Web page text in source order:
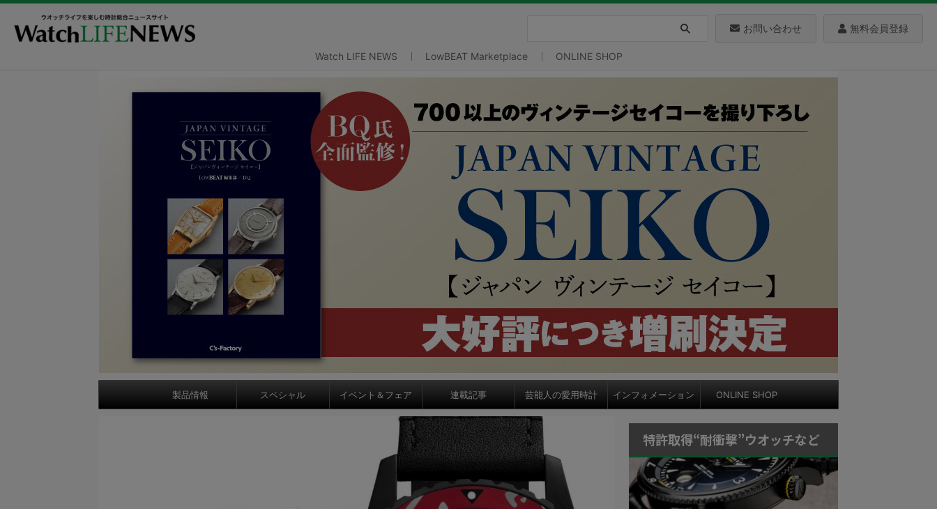
お問い合わせ 無料会員登録
Watch LIFE NEWS LowBEAT Marketplace ONLINE SHOP
製品情報 スペシャル イベント＆フェア 連載記事 芸能人の愛用時計 インフォメーション ONLINE SHOP
特許取得“耐衝撃”ウオッチなど